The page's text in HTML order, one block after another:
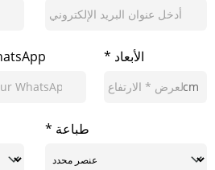
* الأبعاد
cm
* طباعة